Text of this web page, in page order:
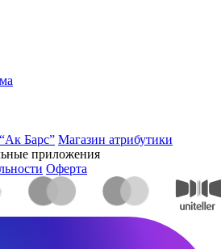
Барс” Магазин атрибутики
приложения
Оферта